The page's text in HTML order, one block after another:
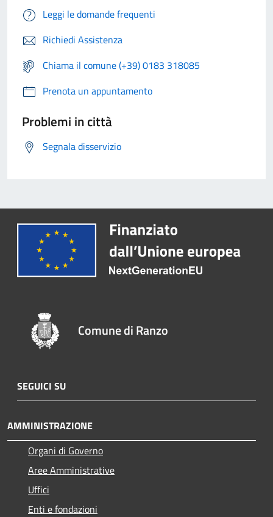
Leggi le domande frequenti
Richiedi Assistenza
Chiama il comune (+39) 0183 318085
Prenota un appuntamento
Problemi in città
Segnala disservizio
Comune di Ranzo
SEGUICI SU
AMMINISTRAZIONE
Organi di Governo
Aree Amministrative
Uffici
Enti e fondazioni